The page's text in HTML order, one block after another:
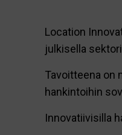
Location
julkisella
Tavoitteena on
hankintoihin
Innovatiivisilla